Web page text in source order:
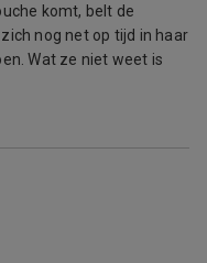
komt, belt de
nog net op tijd in haar
Wat ze niet weet is